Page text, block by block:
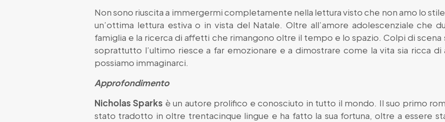
Non sono riuscita a immergermi completamente nella lettura visto che non amo lo
un’ottima lettura estiva o in vista del Natale. Oltre all’amore adolescenziale che
famiglia e la ricerca di affetti che rimangono oltre il tempo e lo spazio. Colpi di scena
soprattutto l’ultimo riesce a far emozionare e a dimostrare come la vita sia ricca
possiamo immaginarci.
Approfondimento
Nicholas Sparks è un autore prolifico e conosciuto in tutto il mondo. Il suo primo
stato tradotto in oltre trentacinque lingue e ha fatto la sua fortuna, oltre a essere